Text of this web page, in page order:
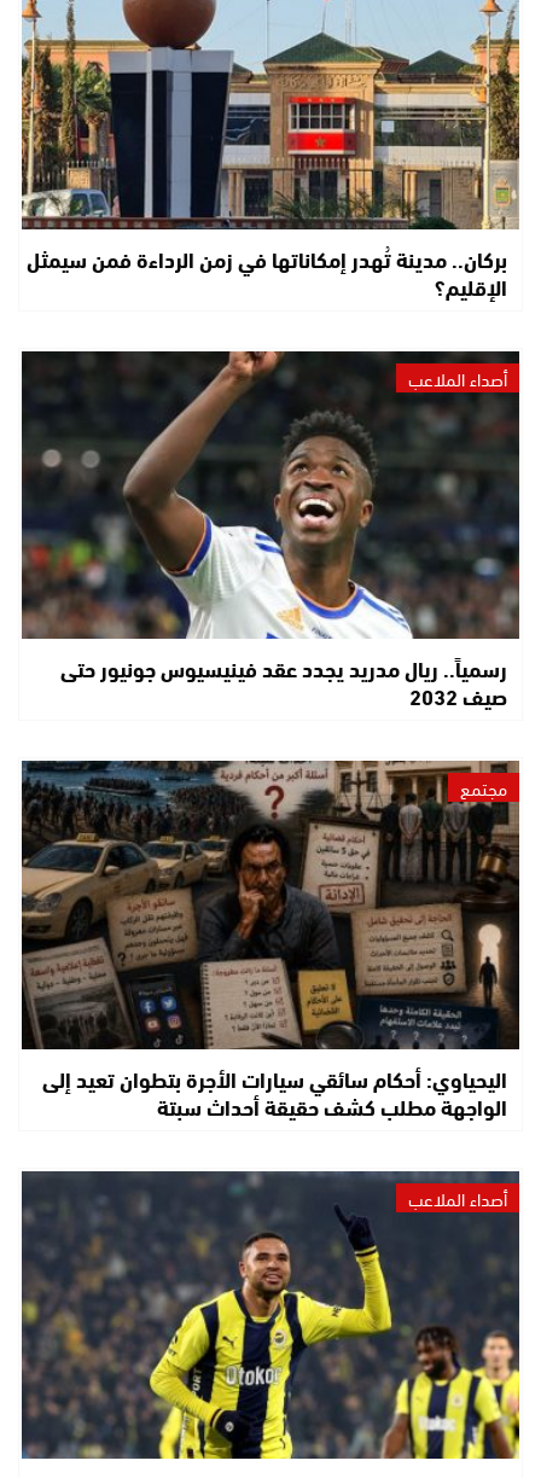
بركان.. مدينة تُهدر إمكاناتها في زمن الرداءة فمن سيمثل
الإقليم؟
أصداء الملاعب
رسمياً.. ريال مدريد يجدد عقد فينيسيوس جونيور حتى
صيف 2032
مجتمع
اليحياوي: أحكام سائقي سيارات الأجرة بتطوان تعيد إلى
الواجهة مطلب كشف حقيقة أحداث سبتة
أصداء الملاعب